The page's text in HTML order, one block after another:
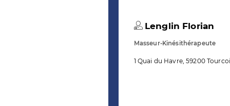
Lenglin Florian
Masseur-Kinésithérapeute
1 Quai du Havre, 59200